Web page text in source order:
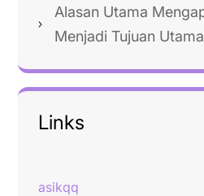
Alasan Utama
Menjadi Tujuan
Links
asikqq